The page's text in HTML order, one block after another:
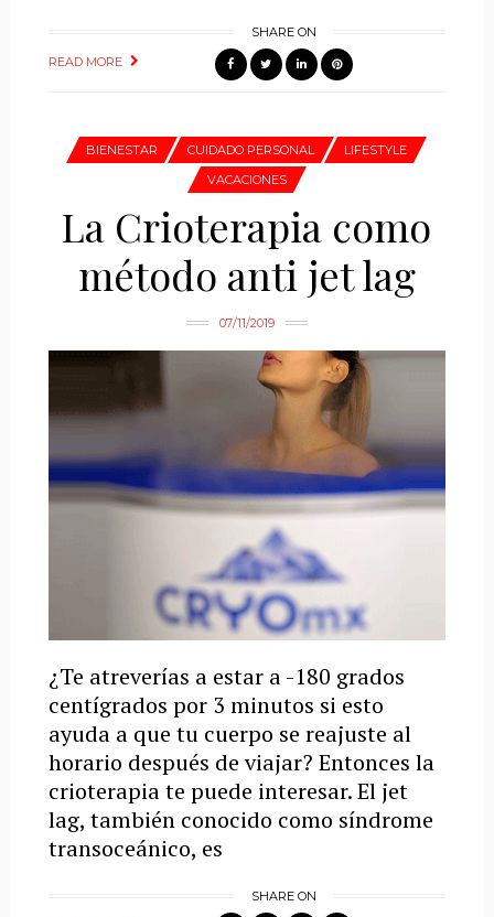
READ MORE
SHARE ON
BIENESTAR CUIDADO PERSONAL
LIFESTYLE
VACACIONES
La Crioterapia como
método anti jet lag
07/11/2019
¿Te atreverías a estar a -180 grados
centígrados por 3 minutos si esto
ayuda a que tu cuerpo se reajuste al
horario después de viajar? Entonces la
crioterapia te puede interesar. El jet
lag, también conocido como síndrome
transoceánico, es
SHARE ON